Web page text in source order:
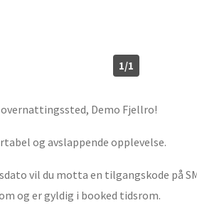
1/1
Demo Fjellro!
og avslappende opplevelse.
vil du motta en tilgangskode på
og er gyldig i booked tidsrom.